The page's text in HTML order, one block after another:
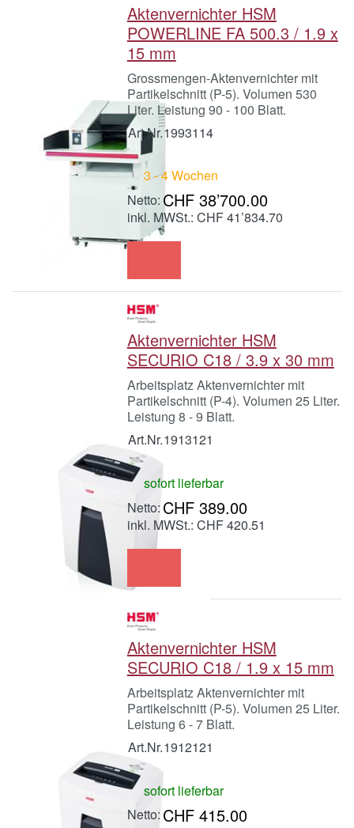
Aktenvernichter HSM
POWERLINE FA 500.3 / 1.9 x
15 mm
Grossmengen-Aktenvernichter mit
Partikelschnitt (P-5). Volumen 530
Liter. Leistung 90 - 100 Blatt.
Art.Nr.1993114
3 - 4 Wochen
CHF 38’700.00
inkl. MWSt.: CHF 41’834.70
Aktenvernichter HSM
SECURIO C18 / 3.9 x 30 mm
Arbeitsplatz Aktenvernichter mit
Partikelschnitt (P-4). Volumen 25 Liter.
Leistung 8 - 9 Blatt.
Art.Nr.1913121
sofort lieferbar
CHF 389.00
inkl. MWSt.: CHF 420.51
Aktenvernichter HSM
SECURIO C18 / 1.9 x 15 mm
Arbeitsplatz Aktenvernichter mit
Partikelschnitt (P-5). Volumen 25 Liter.
Leistung 6 - 7 Blatt.
Art.Nr.1912121
sofort lieferbar
CHF 415.00